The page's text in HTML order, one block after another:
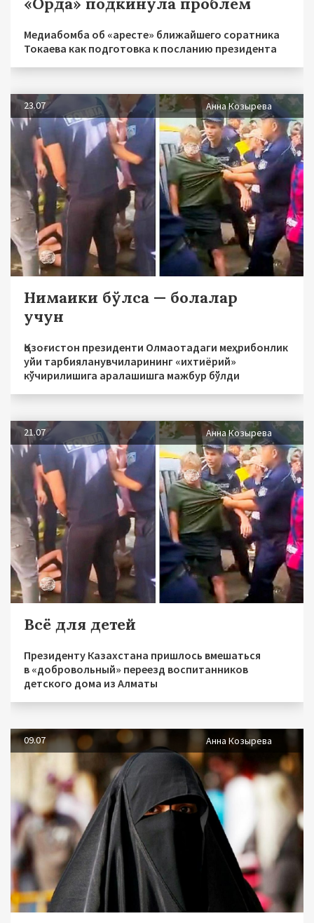
Медиабомба об «аресте» ближайшего соратника
Токаева как подготовка к посланию президента
23.07 Анна Козырева
Нимаики бўлса — болалар
учун
Қозоғистон президенти Олмаотадаги меҳрибонлик
уйи тарбияланувчиларининг «ихтиёрий»
кўчирилишига аралашишга мажбур бўлди
21.07 Анна Козырева
Всё для детей
Президенту Казахстана пришлось вмешаться
в «добровольный» переезд воспитанников
детского дома из Алматы
09.07 Анна Козырева